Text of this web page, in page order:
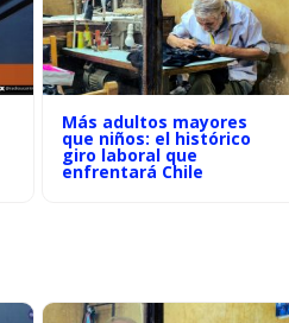
Más adultos mayores
que niños: el histórico
giro laboral que
enfrentará Chile